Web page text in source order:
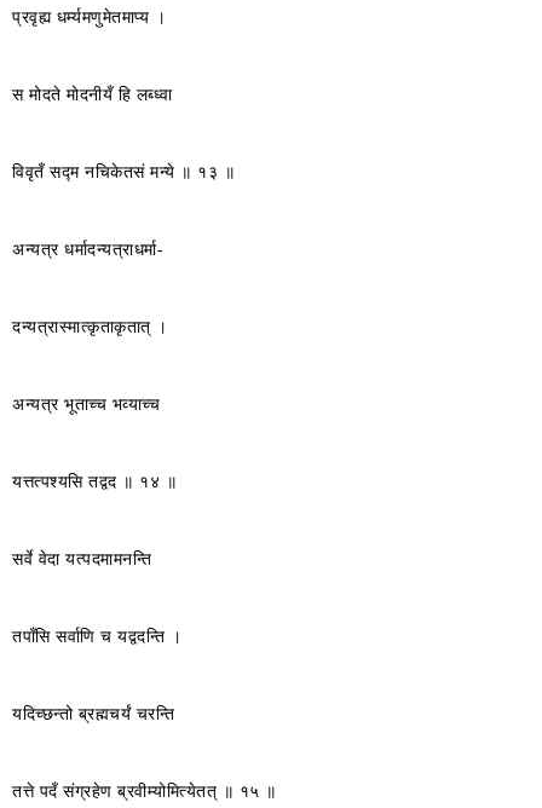
प्रवृह्य धर्म्यमणुमेतमाप्य ।
स मोदते मोदनीयँ हि लब्ध्वा
विवृतँ सद्म नचिकेतसं मन्ये ॥ १३ ॥
अन्यत्र धर्मादन्यत्राधर्मा-
दन्यत्रास्मात्कृताकृतात् ।
अन्यत्र भूताच्च भव्याच्च
यत्तत्पश्यसि तद्वद ॥ १४ ॥
सर्वे वेदा यत्पदमामनन्ति
तपाँसि सर्वाणि च यद्वदन्ति ।
यदिच्छन्तो ब्रह्मचर्यं चरन्ति
तत्ते पदँ संग्रहेण ब्रवीम्योमित्येतत् ॥ १५ ॥